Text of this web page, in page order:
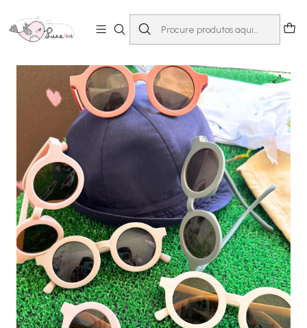
Acessórios
Óculos de Sol
Óculos de Sol Redondos